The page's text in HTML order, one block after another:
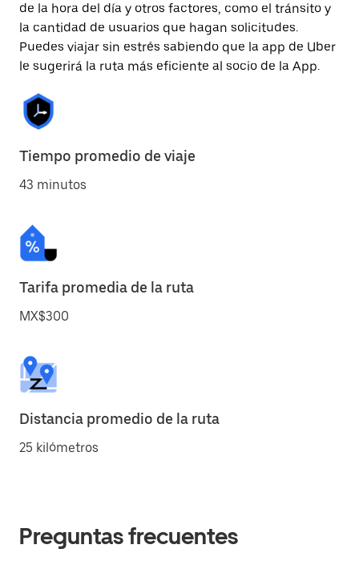
de la hora del día y otros factores, como el tránsito y
la cantidad de usuarios que hagan solicitudes.
Puedes viajar sin estrés sabiendo que la app de Uber
le sugerirá la ruta más eficiente al socio de la App.
Tiempo promedio de viaje
43 minutos
Tarifa promedia de la ruta
MX$300
Distancia promedio de la ruta
25 kilómetros
Preguntas frecuentes